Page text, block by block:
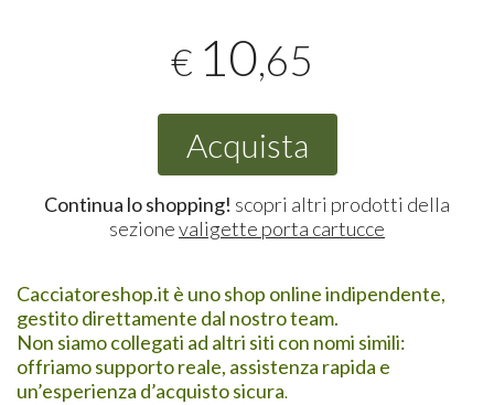
€ 10,65
Acquista
Continua lo shopping! scopri altri prodotti della
sezionevaligette porta cartucce
Cacciatoreshop.it è uno shop online indipendente,
gestito direttamente dal nostro team.
Non siamo collegati ad altri siti con nomi simili:
offriamo supporto reale, assistenza rapida e
un’esperienza d’acquisto sicura.